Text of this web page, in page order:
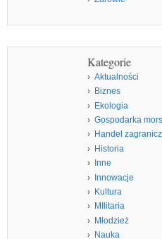
Kategorie
Aktualności
Biznes
Ekologia
Gospodarka
Handel
Historia
Inne
Innowacje
Kultura
MIlitaria
Młodzież
Nauka